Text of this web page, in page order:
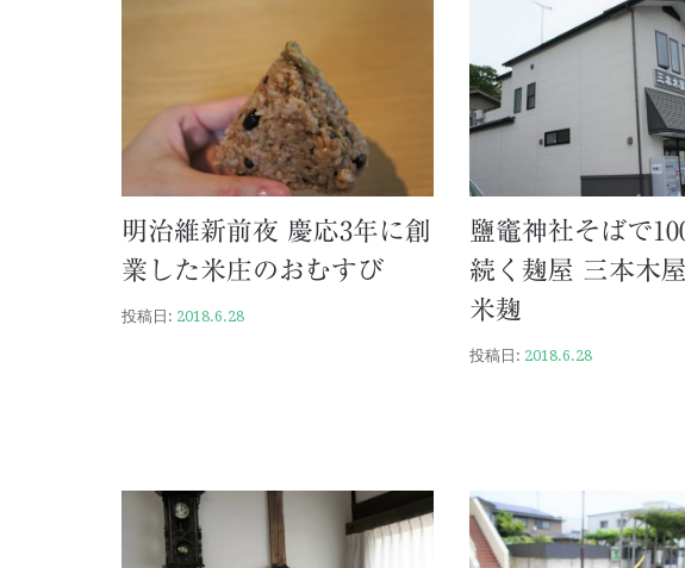
明治維新前夜 慶応3年に創
業した米庄のおむすび
投稿日: 2018.6.28
鹽竈神社そばで
続く麹屋 三本木
米麹
投稿日: 2018.6.28